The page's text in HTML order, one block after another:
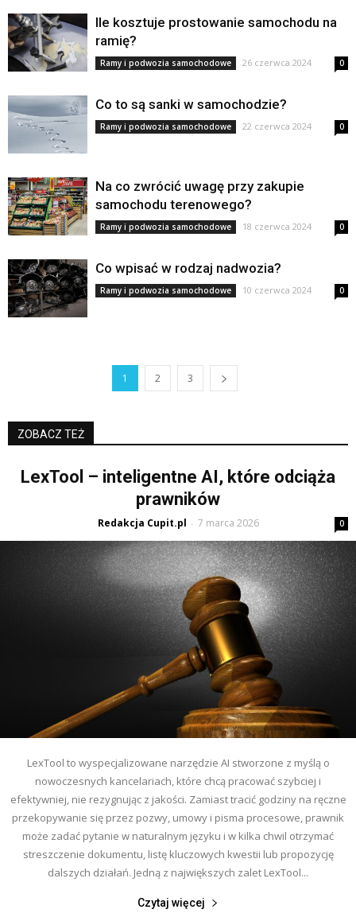
Ile kosztuje prostowanie samochodu na
ramię?
Ramy i podwozia samochodowe 26 czerwca 2024 0
Co to są sanki w samochodzie?
Ramy i podwozia samochodowe 22 czerwca 2024 0
Na co zwrócić uwagę przy zakupie
samochodu terenowego?
Ramy i podwozia samochodowe 18 czerwca 2024 0
Co wpisać w rodzaj nadwozia?
Ramy i podwozia samochodowe 10 czerwca 2024 0
1 2 3
ZOBACZ TEŻ
LexTool – inteligentne AI, które odciąża
prawników
Redakcja Cupit.pl - 7 marca 2026 0
LexTool to wyspecjalizowane narzędzie AI stworzone z myślą o
nowoczesnych kancelariach, które chcą pracować szybciej i
efektywniej, nie rezygnując z jakości. Zamiast tracić godziny na ręczne
przekopywanie się przez pozwy, umowy i pisma procesowe, prawnik
może zadać pytanie w naturalnym języku i w kilka chwil otrzymać
streszczenie dokumentu, listę kluczowych kwestii lub propozycję
dalszych działań. Jedną z największych zalet LexTool...
Czytaj więcej